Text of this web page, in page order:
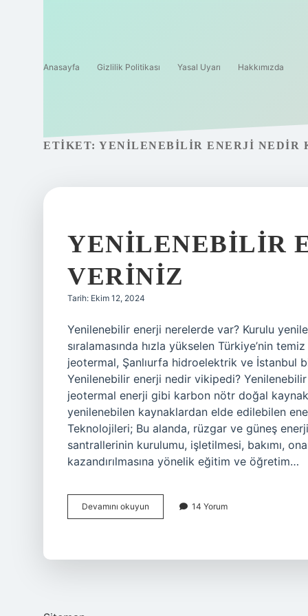
Anasayfa Gizlilik Politikası Yasal Uyarı Hakkımızda
ETIKET: YENILENEBILIR ENERJI NEDIR
YENILENEBILIR
VERINIZ
Tarih: Ekim 12, 2024
Yenilenebilir enerji nerelerde var? Kurulu
sıralamasında hızla yükselen Türkiye’nin
jeotermal, Şanlıurfa hidroelektrik ve İstanbul
Yenilenebilir enerji nedir vikipedi?
jeotermal enerji gibi karbon nötr doğal
yenilenebilen kaynaklardan elde edilebilen
Teknolojileri; Bu alanda, rüzgar ve güneş
santrallerinin kurulumu, işletilmesi, bakımı,
kazandırılmasına yönelik eğitim ve öğretim…
Devamını okuyun Yenilenebilir
Enerji
14 Yorum